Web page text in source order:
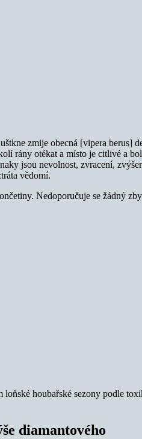
zmije obecná [vipera berus]
rány otékat a místo je citlivé a
jsou nevolnost, zvracení,
vědomí.
Nedoporučuje se žádný
loňské houbařské sezony podle
diamantového